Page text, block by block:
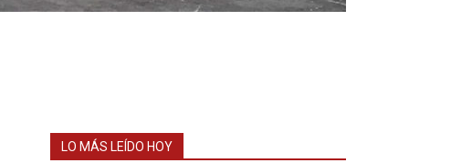
LO MÁS LEÍDO HOY